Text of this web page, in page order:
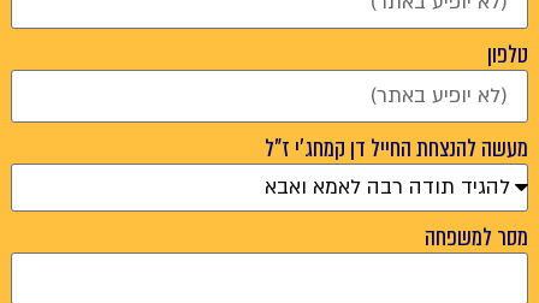
טלפון
מעשה להנצחת החייל דן קמחג'י ז"ל
מסר למשפחה